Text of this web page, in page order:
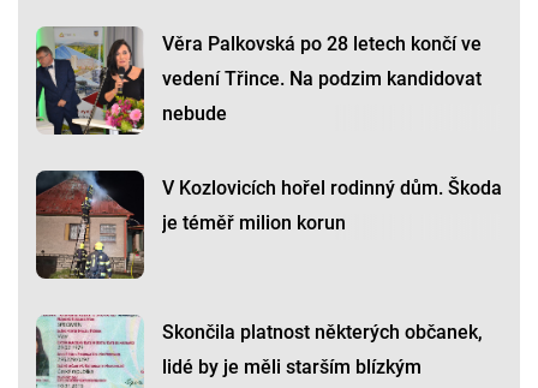
Věra Palkovská po 28 letech končí ve
vedení Třince. Na podzim kandidovat
nebude
V Kozlovicích hořel rodinný dům. Škoda
je téměř milion korun
Skončila platnost některých občanek,
lidé by je měli starším blízkým